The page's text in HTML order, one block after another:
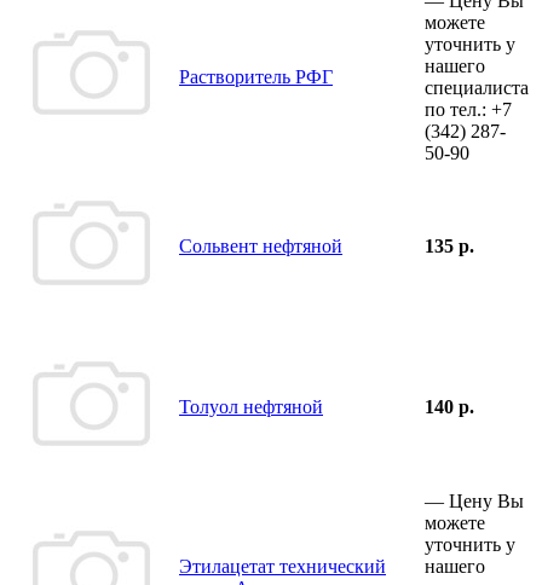
Растворитель РФГ
можете
уточнить у
нашего
специалиста
по тел.: +7
(342) 287-
50-90
Сольвент нефтяной 135 р.
Толуол нефтяной 140 р.
Этилацетат технический
— Цену Вы
можете
уточнить у
нашего